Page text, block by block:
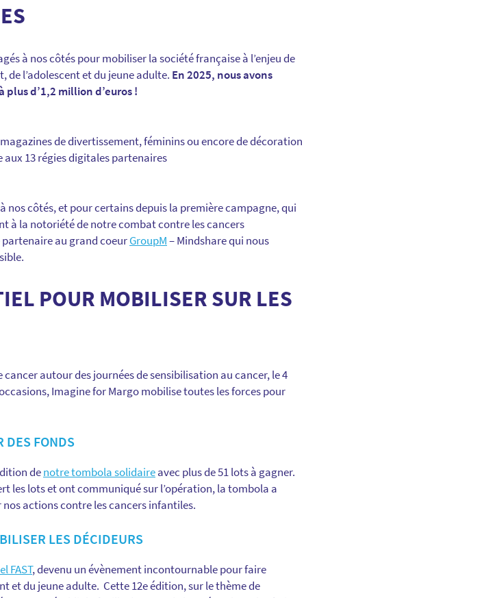
à nos côtés pour mobiliser la société française à l’enjeu de
de l’adolescent et du jeune adulte. En 2025, nous avons
d’1,2 million d’euros !
de divertissement, féminins ou encore de décoration
aux 13 régies digitales partenaires
côtés, et pour certains depuis la première campagne, qui
à la notoriété de notre combat contre les cancers
au grand coeurGroupM– Mindshare qui nous
POUR MOBILISER SUR LES
autour des journées de sensibilisation au cancer, le 4
Imagine for Margo mobilise toutes les forces pour
DES FONDS
denotre tombola solidaireavec plus de 51 lots à gagner.
les lots et ont communiqué sur l’opération, la tombola a
actions contre les cancers infantiles.
LES DÉCIDEURS
FAST, devenu un évènement incontournable pour faire
et du jeune adulte. Cette 12e édition, sur le thème de